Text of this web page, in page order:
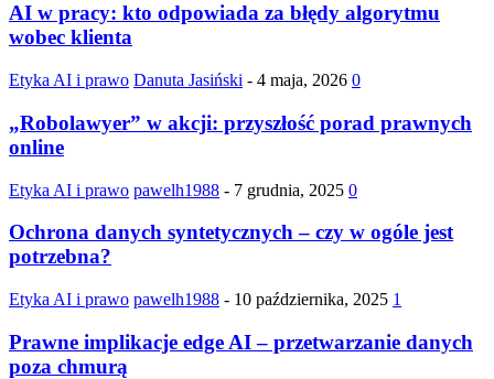
AI w pracy: kto odpowiada za błędy algorytmu
wobec klienta
Etyka AI i prawo Danuta Jasiński - 4 maja, 2026 0
„Robolawyer” w akcji: przyszłość porad prawnych
online
Etyka AI i prawo pawelh1988 - 7 grudnia, 2025 0
Ochrona danych syntetycznych – czy w ogóle jest
potrzebna?
Etyka AI i prawo pawelh1988 - 10 października, 2025 1
Prawne implikacje edge AI – przetwarzanie danych
poza chmurą